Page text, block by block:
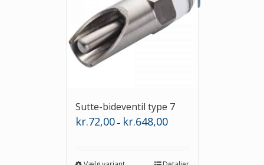
Sutte-bideventil type 7
kr.72,00– kr.648,00Prisinterval: